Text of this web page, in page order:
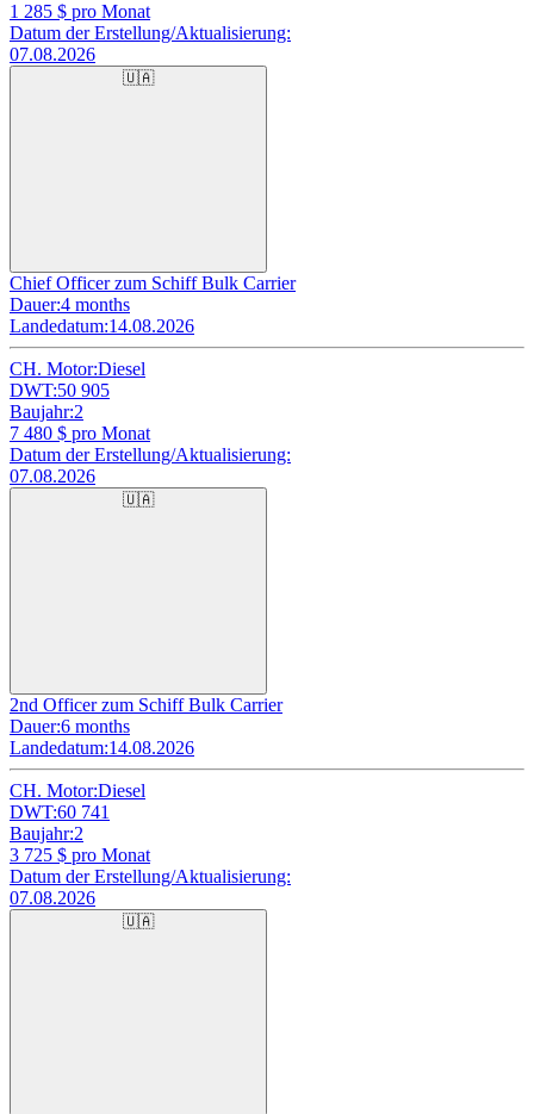
1 285 $ pro Monat
Datum der Erstellung/Aktualisierung:
07.08.2026
🇺🇦
Chief Officer zum Schiff Bulk Carrier
Dauer:4 months
Landedatum:14.08.2026
CH. Motor:Diesel
DWT:50 905
Baujahr:2
7 480 $ pro Monat
Datum der Erstellung/Aktualisierung:
07.08.2026
🇺🇦
2nd Officer zum Schiff Bulk Carrier
Dauer:6 months
Landedatum:14.08.2026
CH. Motor:Diesel
DWT:60 741
Baujahr:2
3 725 $ pro Monat
Datum der Erstellung/Aktualisierung:
07.08.2026
🇺🇦